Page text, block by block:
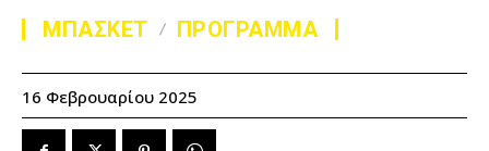
ΜΠΑΣΚΕΤ ΠΡΟΓΡΑΜΜΑ
16 Φεβρουαρίου 2025